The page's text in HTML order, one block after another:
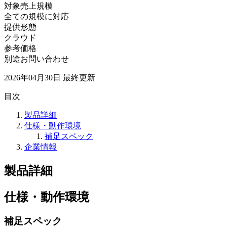
対象売上規模
全ての規模に対応
提供形態
クラウド
参考価格
別途お問い合わせ
2026年04月30日 最終更新
目次
製品詳細
仕様・動作環境
補足スペック
企業情報
製品詳細
仕様・動作環境
補足スペック